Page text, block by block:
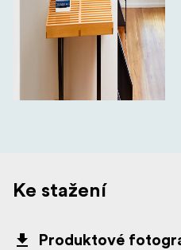
Ke stažení
Produktové